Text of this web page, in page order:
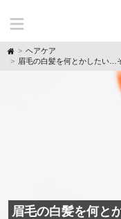
H
o
ヘアケア
眉毛の白髪を何とかしたい…
眉毛の白髪を何と